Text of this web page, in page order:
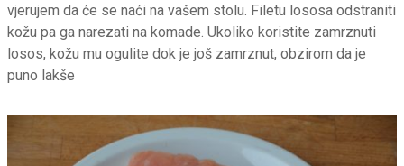
vjerujem da će se naći na vašem stolu. Filetu lososa odstraniti
kožu pa ga narezati na komade. Ukoliko koristite zamrznuti
losos, kožu mu ogulite dok je još zamrznut, obzirom da je
puno lakše